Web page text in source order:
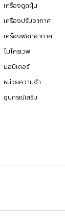
เครื่องดูดฝุ่น
เครื่องปรับอากาศ
เครื่องฟอกอากาศ
ไมโครเวฟ
มอนิเตอร์
หน่วยความจำ
อุปกรณ์เสริม